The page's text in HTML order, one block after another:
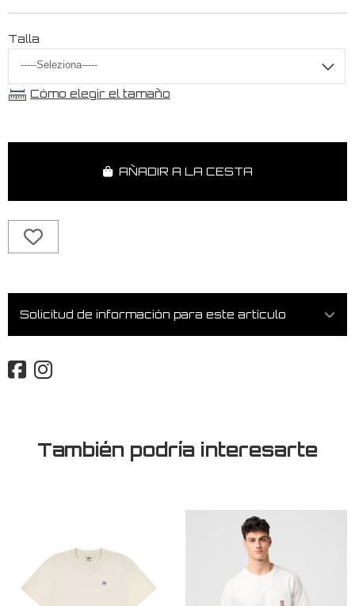
Talla
Cómo elegir el tamaño
AÑADIR A LA CESTA
Solicitud de información para este artículo
También podría interesarte